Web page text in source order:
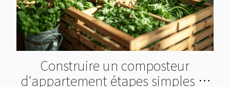
Construire un composteur
d'appartement étapes simples et